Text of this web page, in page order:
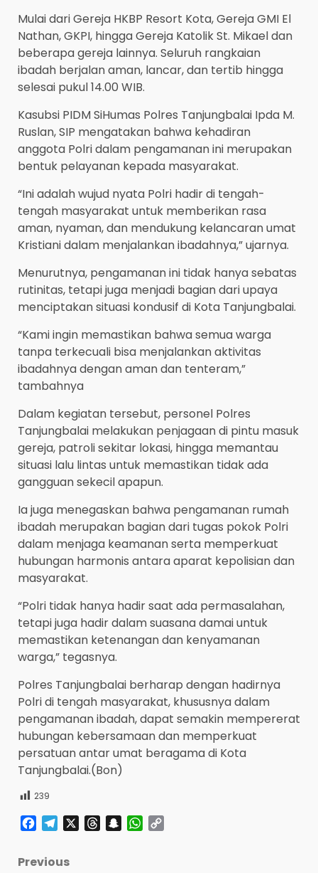
Mulai dari Gereja HKBP Resort Kota, Gereja GMI El
Nathan, GKPI, hingga Gereja Katolik St. Mikael dan
beberapa gereja lainnya. Seluruh rangkaian
ibadah berjalan aman, lancar, dan tertib hingga
selesai pukul 14.00 WIB.
Kasubsi PIDM SiHumas Polres Tanjungbalai Ipda M.
Ruslan, SIP mengatakan bahwa kehadiran
anggota Polri dalam pengamanan ini merupakan
bentuk pelayanan kepada masyarakat.
“Ini adalah wujud nyata Polri hadir di tengah-
tengah masyarakat untuk memberikan rasa
aman, nyaman, dan mendukung kelancaran umat
Kristiani dalam menjalankan ibadahnya,” ujarnya.
Menurutnya, pengamanan ini tidak hanya sebatas
rutinitas, tetapi juga menjadi bagian dari upaya
menciptakan situasi kondusif di Kota Tanjungbalai.
“Kami ingin memastikan bahwa semua warga
tanpa terkecuali bisa menjalankan aktivitas
ibadahnya dengan aman dan tenteram,”
tambahnya
Dalam kegiatan tersebut, personel Polres
Tanjungbalai melakukan penjagaan di pintu masuk
gereja, patroli sekitar lokasi, hingga memantau
situasi lalu lintas untuk memastikan tidak ada
gangguan sekecil apapun.
Ia juga menegaskan bahwa pengamanan rumah
ibadah merupakan bagian dari tugas pokok Polri
dalam menjaga keamanan serta memperkuat
hubungan harmonis antara aparat kepolisian dan
masyarakat.
“Polri tidak hanya hadir saat ada permasalahan,
tetapi juga hadir dalam suasana damai untuk
memastikan ketenangan dan kenyamanan
warga,” tegasnya.
Polres Tanjungbalai berharap dengan hadirnya
Polri di tengah masyarakat, khususnya dalam
pengamanan ibadah, dapat semakin mempererat
hubungan kebersamaan dan memperkuat
persatuan antar umat beragama di Kota
Tanjungbalai.(Bon)
239
Facebook
TelegramThreadsSnapchatWhatsApp
Post
Previous